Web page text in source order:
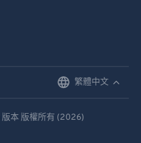
繁體中文
本 版權所有 (2026)